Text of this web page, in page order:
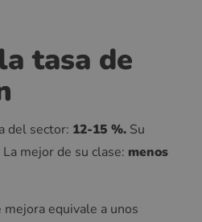
tasa de
del sector: 12-15 %. Su
La mejor de su clase: menos
equivale a unos